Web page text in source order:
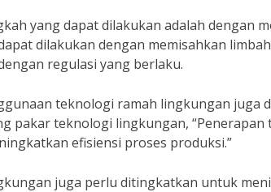
yang dapat dilakukan adalah dengan
dilakukan dengan memisahkan
regulasi yang berlaku.
teknologi ramah lingkungan
pakar teknologi lingkungan,
efisiensi proses produksi.”
juga perlu ditingkatkan untuk